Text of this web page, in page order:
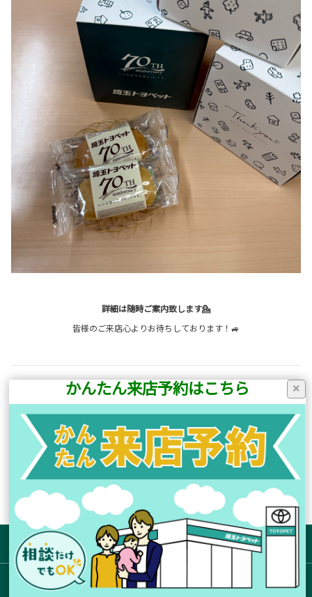
詳細は随時ご案内致します💁
皆様のご来店心よりお待ちしております！🚙
前の記事へ
店舗ブログ一覧に戻る
次の記事へ
サイトマップ
お店を探す
×
かんたん来店予約はこちら